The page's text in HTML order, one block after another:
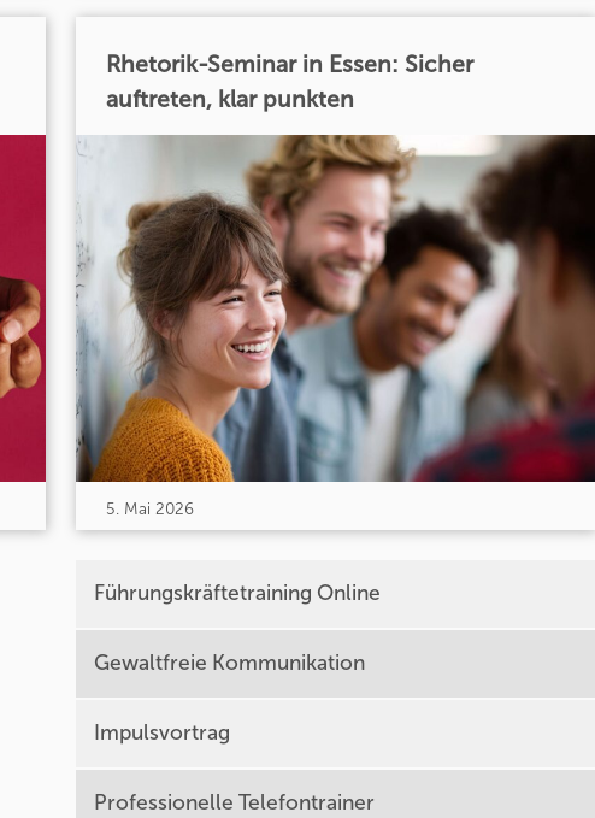
Rhetorik-Seminar in Essen: Sicher
auftreten, klar punkten
5. Mai 2026
Führungskräftetraining Online
Gewaltfreie Kommunikation
Impulsvortrag
Professionelle Telefontrainer